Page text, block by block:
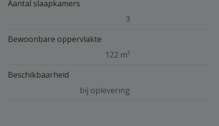
Aantal slaapkamers
3
Bewoonbare oppervlakte
122 m²
Beschikbaarheid
bij oplevering